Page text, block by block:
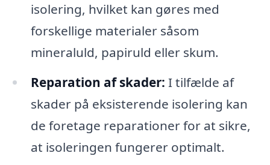
isolering, hvilket kan gøres med
forskellige materialer såsom
mineraluld, papiruld eller skum.
Reparation af skader: I tilfælde af
skader på eksisterende isolering kan
de foretage reparationer for at sikre,
at isoleringen fungerer optimalt.